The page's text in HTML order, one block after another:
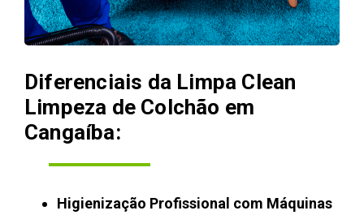
Diferenciais da Limpa Clean
Limpeza de Colchão em
Cangaíba:
Higienização Profissional com Máquinas